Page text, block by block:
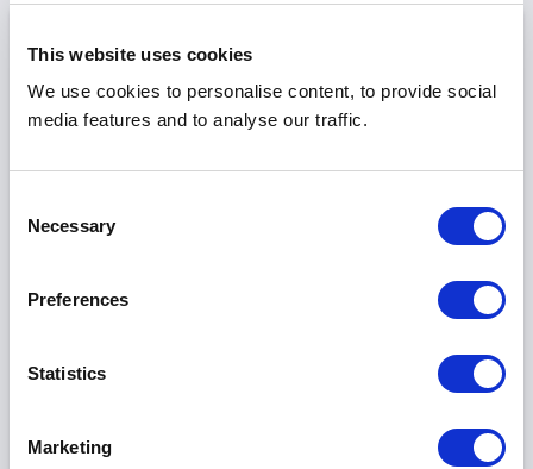
This website uses cookies
We use cookies to personalise content, to provide social
media features and to analyse our traffic.
Selection
Necessary
Preferences
Statistics
Marketing
Frequenza delle notifiche
HOSPITALITY CONNECTION BARCELONA, SL è il titolare del trattamento dei dati
per quanto riguarda il trattamento delle informazioni di contatto della tua azienda
allo scopo di mantenere il rapporto con la società per la quale lavori o con cui
che sono simili a quelle che motivano la tua relazione. Puoi esercitare i tuoi diritti
di accesso, rettifica, cancellazione, limitazione, portabilità e opposizione al
trattamento dei dati, inviando un'e-mail a
qui